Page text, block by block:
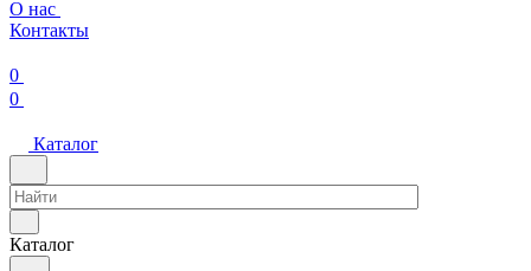
О нас
Контакты
0
0
Каталог
Каталог